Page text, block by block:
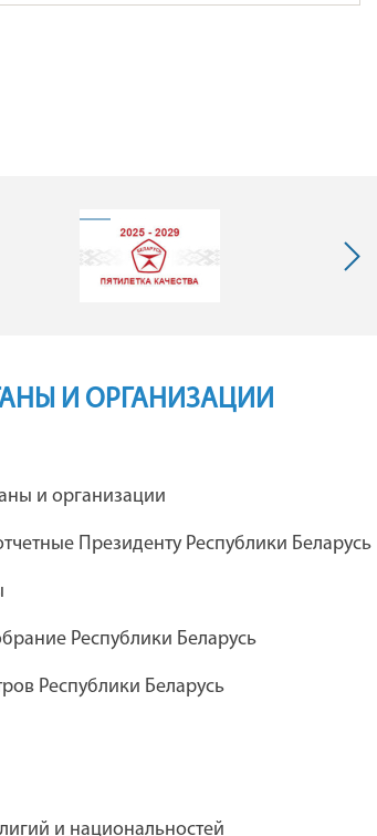
Каталог предприятий концерна
"Беллегпром"
Дебюрократизация
И ОРГАНИЗАЦИИ
и организации
Президенту Республики Беларусь
Республики Беларусь
Республики Беларусь
и национальностей